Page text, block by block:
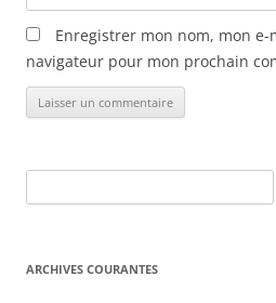
Enregistrer mon nom, mon
navigateur pour mon prochain
ARCHIVES COURANTES